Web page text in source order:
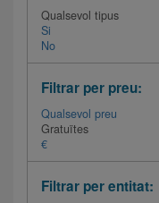
Qualsevol tipus
Si
No
Filtrar per preu:
Qualsevol preu
Gratuïtes
€
Filtrar per entitat: